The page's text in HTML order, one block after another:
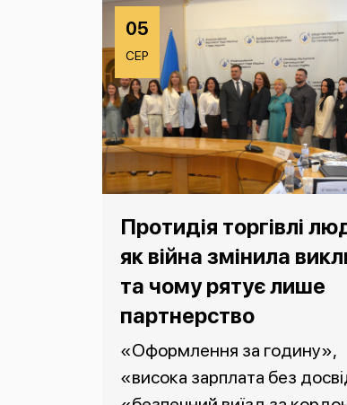
05
СЕР
Протидія торгівлі
як війна змінила
та чому рятує лише
партнерство
«Оформлення за годину»,
«висока зарплата без